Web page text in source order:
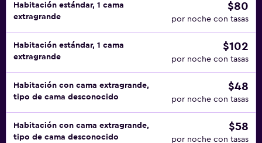
Habitación estándar, 1 cama
extragrande
$80
por noche con tasas
Habitación estándar, 1 cama
extragrande
$102
por noche con tasas
Habitación con cama extragrande,
tipo de cama desconocido
$48
por noche con tasas
Habitación con cama extragrande,
tipo de cama desconocido
$58
por noche con tasas